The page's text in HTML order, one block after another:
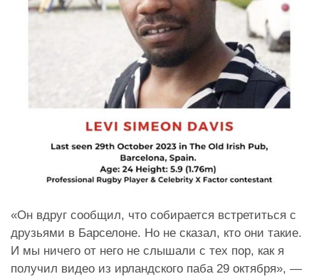
«Он вдруг сообщил, что собирается встретиться с
друзьями в Барселоне. Но не сказал, кто они такие.
И мы ничего от него не слышали с тех пор, как я
получил видео из ирландского паба 29 октября», —